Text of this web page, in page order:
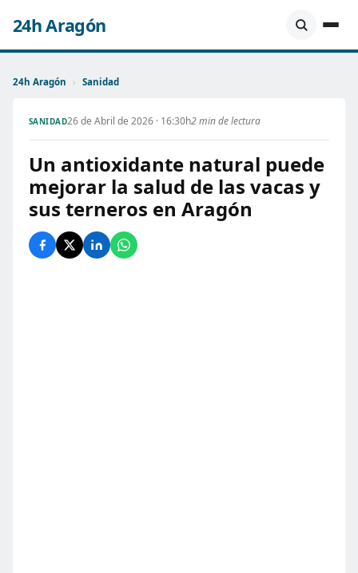
24h Aragón
24h Aragón › Sanidad
SANIDAD26 de Abril de 2026 · 16:30h2 min de lectura
Un antioxidante natural puede
mejorar la salud de las vacas y
sus terneros en Aragón